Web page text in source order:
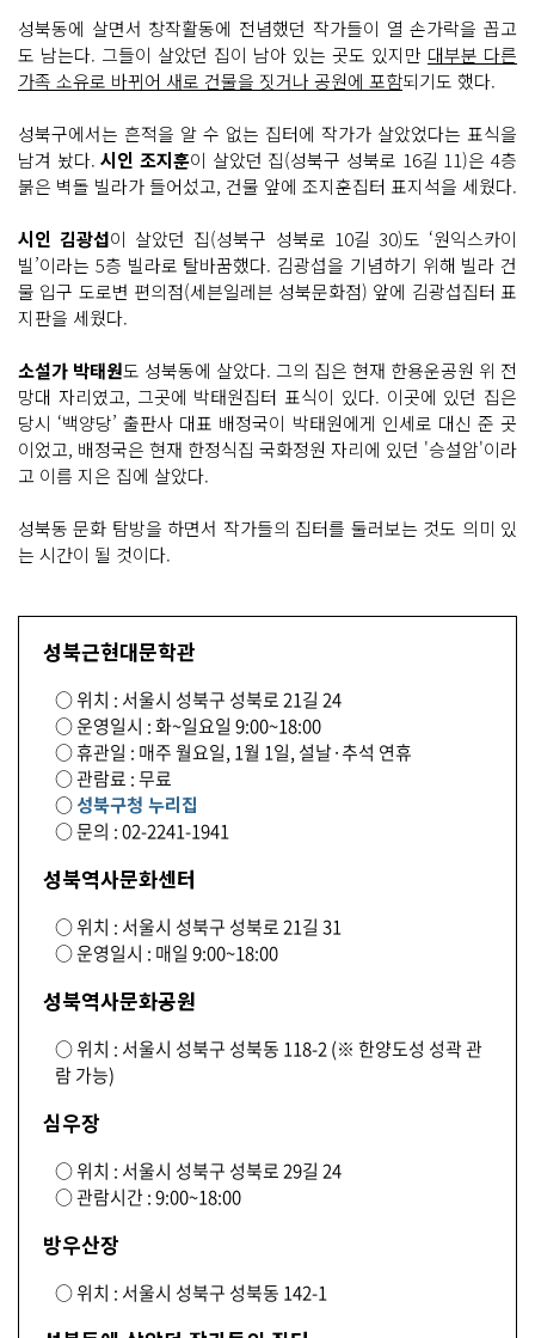
성북동에 살면서 창작활동에 전념했던 작가들이 열 손가락을 꼽고
도 남는다. 그들이 살았던 집이 남아 있는 곳도 있지만 대부분 다른
가족 소유로 바뀌어 새로 건물을 짓거나 공원에 포함되기도 했다.
성북구에서는 흔적을 알 수 없는 집터에 작가가 살았었다는 표식을
남겨 놨다.시인 조지훈이 살았던 집(성북구 성북로 16길 11)은 4층
붉은 벽돌 빌라가 들어섰고, 건물 앞에 조지훈집터 표지석을 세웠다.
시인 김광섭이 살았던 집(성북구 성북로 10길 30)도 ‘원익스카이
빌’이라는 5층 빌라로 탈바꿈했다. 김광섭을 기념하기 위해 빌라 건
물 입구 도로변 편의점(세븐일레븐 성북문화점) 앞에 김광섭집터 표
지판을 세웠다.
소설가 박태원도 성북동에 살았다. 그의 집은 현재 한용운공원 위 전
망대 자리였고, 그곳에 박태원집터 표식이 있다. 이곳에 있던 집은
당시 ‘백양당’ 출판사 대표 배정국이 박태원에게 인세로 대신 준 곳
이었고, 배정국은 현재 한정식집 국화정원 자리에 있던 '승설암'이라
고 이름 지은 집에 살았다.
성북동 문화 탐방을 하면서 작가들의 집터를 둘러보는 것도 의미 있
는 시간이 될 것이다.
성북근현대문학관
○ 위치 : 서울시 성북구 성북로 21길 24
○ 운영일시 : 화~일요일 9:00~18:00
○ 휴관일 : 매주 월요일, 1월 1일, 설날·추석 연휴
○ 관람료 : 무료
○성북구청 누리집
○ 문의 : 02-2241-1941
성북역사문화센터
○ 위치 : 서울시 성북구 성북로 21길 31
○ 운영일시 : 매일 9:00~18:00
성북역사문화공원
○ 위치 : 서울시 성북구 성북동 118-2 (※ 한양도성 성곽 관
람 가능)
심우장
○ 위치 : 서울시 성북구 성북로 29길 24
○ 관람시간 : 9:00~18:00
방우산장
○ 위치 : 서울시 성북구 성북동 142-1